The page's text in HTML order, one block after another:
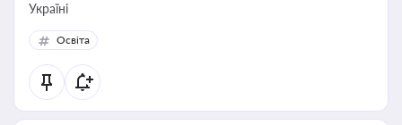
Україні
Освіта